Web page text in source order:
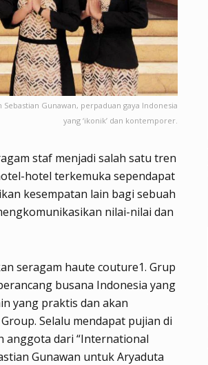
Gunawan, perpaduan gaya Indonesia
yang ‘ikonik’ dan kontemporer.
staf menjadi salah satu tren
hotel terkemuka sependapat
kesempatan lain bagi sebuah
nilai-nilai dan
seragam haute couture1. Grup
busana Indonesia yang
yang praktis dan akan
Selalu mendapat pujian di
anggota dari “International
Gunawan untuk Aryaduta